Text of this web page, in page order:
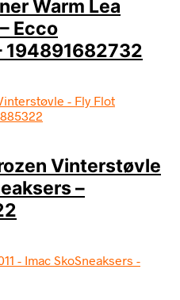
Warm Lea
Ecco
194891682732
Vinterstøvle
–